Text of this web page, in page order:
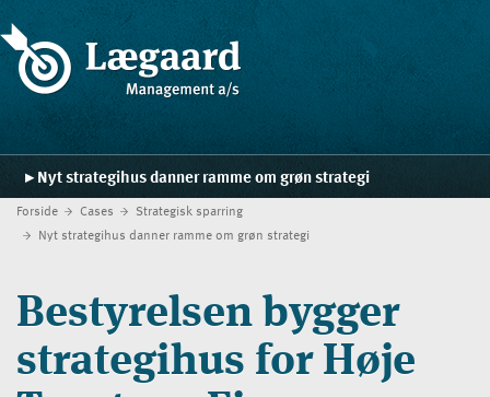
Nyt strategihus danner ramme om grøn strategi
Forside
Strategiskolen
Blog
Forside Cases
Strategisk sparring
Nyt strategihus danner ramme om grøn strategi
Bestyrelsen bygger
strategihus for Høje